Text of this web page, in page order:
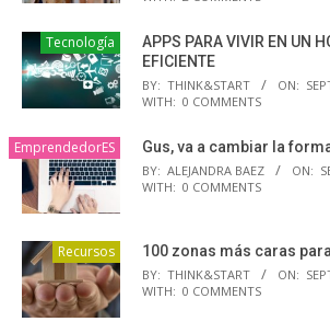
Tecnología
APPS PARA VIVIR EN UN
EFICIENTE
BY: THINK&START ON:
WITH: 0 COMMENTS
EmprendedorES Gus, va a cambiar la
BY: ALEJANDRA BAEZ ON:
WITH: 0 COMMENTS
Recursos 100 zonas más caras
BY: THINK&START ON:
WITH: 0 COMMENTS